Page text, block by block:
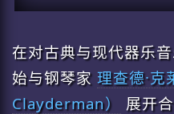
在对古典与现代器乐
始与钢琴家 理查德·
Clayderman）
展开